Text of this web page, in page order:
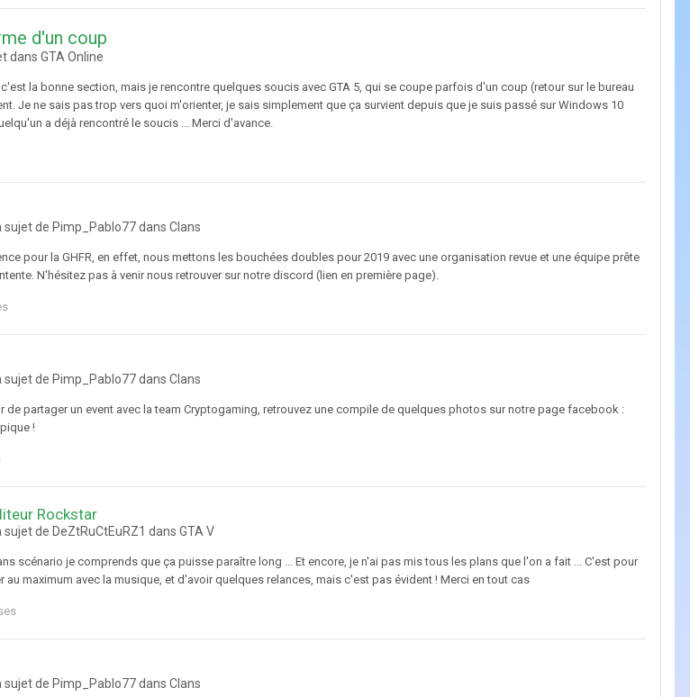
d'un coup
dans GTA Online
la bonne section, mais je rencontre quelques soucis avec GTA 5, qui se coupe parfois d'un coup (retour sur le bureau
Je ne sais pas trop vers quoi m'orienter, je sais simplement que ça survient depuis que je suis passé sur Windows 10
a déjà rencontré le soucis ... Merci d'avance.
de Pimp_Pablo77 dans Clans
pour la GHFR, en effet, nous mettons les bouchées doubles pour 2019 avec une organisation revue et une équipe prête
N'hésitez pas à venir nous retrouver sur notre discord (lien en première page).
de Pimp_Pablo77 dans Clans
de partager un event avec la team Cryptogaming, retrouvez une compile de quelques photos sur notre page facebook :
!
Rockstar
de DeZtRuCtEuRZ1 dans GTA V
scénario je comprends que ça puisse paraître long ... Et encore, je n'ai pas mis tous les plans que l'on a fait ... C'est pour
au maximum avec la musique, et d'avoir quelques relances, mais c'est pas évident ! Merci en tout cas
de Pimp_Pablo77 dans Clans